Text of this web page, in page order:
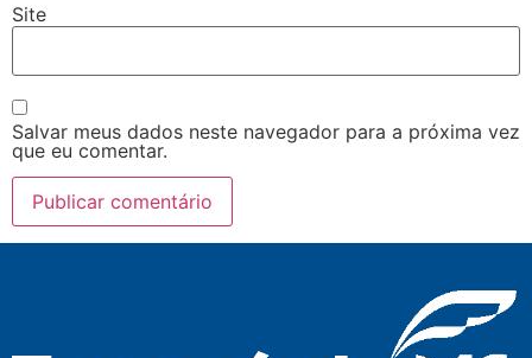
Site
Salvar meus dados neste navegador para a próxima vez
que eu comentar.